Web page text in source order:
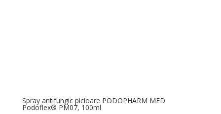
Spray antifungic picioare PODOPHARM MED
Podoflex® PM07, 100ml